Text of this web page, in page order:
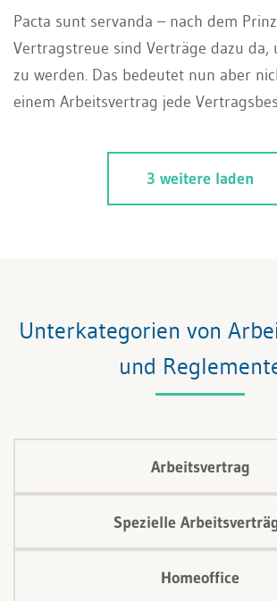
Pacta sunt servanda – nach dem
Vertragstreue sind Verträge dazu da,
zu werden. Das bedeutet nun aber
einem Arbeitsvertrag jede
Arbeitsrecht wird die Vertragsfreiheit
und absolut zwingende
eingeschränkt. Obschon es sich dabei
3 weitere laden
Unterkategorien von
und
Arbeitsvertrag
Spezielle
Homeoffice